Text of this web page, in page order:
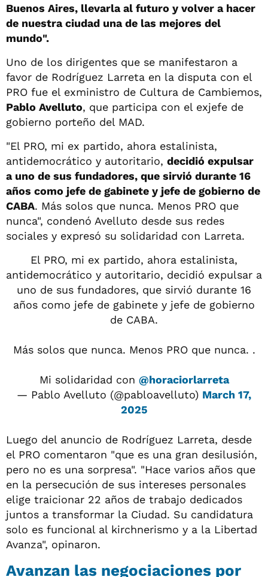
Buenos Aires, llevarla al futuro y volver a hacer
de nuestra ciudad una de las mejores del
mundo".
Uno de los dirigentes que se manifestaron a
favor de Rodríguez Larreta en la disputa con el
PRO fue el exministro de Cultura de Cambiemos,
Pablo Avelluto, que participa con el exjefe de
gobierno porteño del MAD.
"El PRO, mi ex partido, ahora estalinista,
antidemocrático y autoritario, decidió expulsar
a uno de sus fundadores, que sirvió durante 16
años como jefe de gabinete y jefe de gobierno de
CABA. Más solos que nunca. Menos PRO que
nunca", condenó Avelluto desde sus redes
sociales y expresó su solidaridad con Larreta.
El PRO, mi ex partido, ahora estalinista,
antidemocrático y autoritario, decidió expulsar a
uno de sus fundadores, que sirvió durante 16
años como jefe de gabinete y jefe de gobierno
de CABA.
Más solos que nunca. Menos PRO que nunca. .
Mi solidaridad con @horaciorlarreta
— Pablo Avelluto (@pabloavelluto) March 17,
2025
Luego del anuncio de Rodríguez Larreta, desde
el PRO comentaron "que es una gran desilusión,
pero no es una sorpresa". "Hace varios años que
en la persecución de sus intereses personales
elige traicionar 22 años de trabajo dedicados
juntos a transformar la Ciudad. Su candidatura
solo es funcional al kirchnerismo y a la Libertad
Avanza", opinaron.
Avanzan las negociaciones por